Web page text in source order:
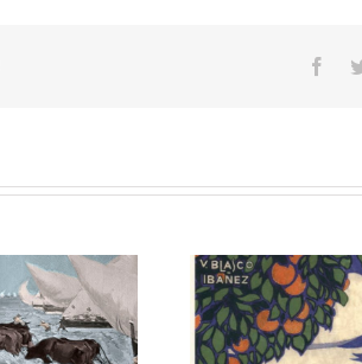
Entre naranjos Arroz y